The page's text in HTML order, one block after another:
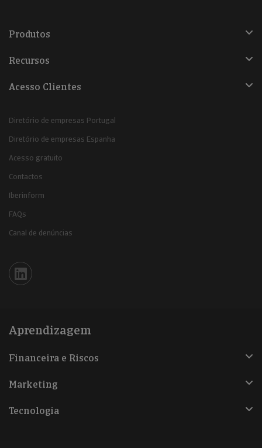
Produtos
Recursos
Acesso Clientes
Diretório de empresas Portugal
Diretório de empresas Espanha
Acesso gratuito
Contactos
Iberinform
FAQs
Canal de denúncias
Iberinform en Linkedin
Aprendizagem
Financeira e Riscos
Marketing
Tecnologia